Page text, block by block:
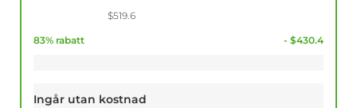
$519.6
83% rabatt - $430.4
Ingår utan kostnad